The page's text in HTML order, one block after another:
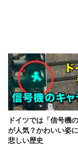
ドイツでは「信号機
が人気？かわいい姿
悲しい歴史